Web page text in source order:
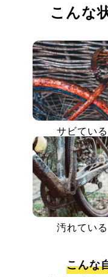
こんな
サビている
汚れている
こんな